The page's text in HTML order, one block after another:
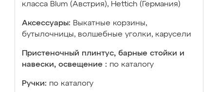
класса Blum (Австрия), Hettich (Германия)
Аксессуары: Выкатные корзины,
бутылочницы, волшебные уголки, карусели
Пристеночный плинтус, барные стойки и
навески, освещение : по каталогу
Ручки: по каталогу